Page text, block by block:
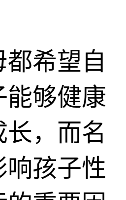
希望自
能够健康
，而名
响孩子性